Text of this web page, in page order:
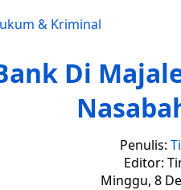
& Kriminal
Di
Penulis:
Editor:
Minggu, 8